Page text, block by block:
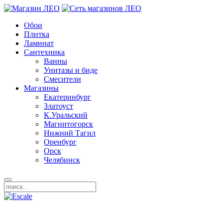
Обои
Плитка
Ламинат
Сантехника
Ванны
Унитазы и биде
Смесители
Магазины
Екатеринбург
Златоуст
К.Уральский
Магнитогорск
Нижний Тагил
Оренбург
Орск
Челябинск